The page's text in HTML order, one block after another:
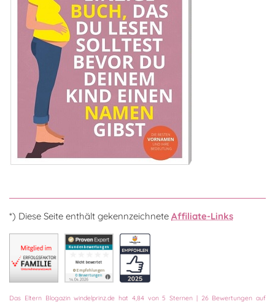
*) Diese Seite enthält gekennzeichnete Affiliate-Links
Das Eltern Blogazin windelprinz.de hat 4,84von5 Sternen | 26Bewertungen auf